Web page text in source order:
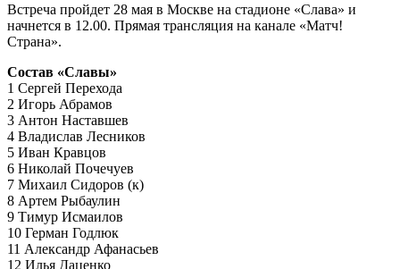
Встреча пройдет 28 мая в Москве на стадионе «Слава» и
начнется в 12.00. Прямая трансляция на канале «Матч!
Страна».
Состав «Славы»
1 Сергей Перехода
2 Игорь Абрамов
3 Антон Наставшев
4 Владислав Лесников
5 Иван Кравцов
6 Николай Почечуев
7 Михаил Сидоров (к)
8 Артем Рыбаулин
9 Тимур Исмаилов
10 Герман Годлюк
11 Александр Афанасьев
12 Илья Даценко